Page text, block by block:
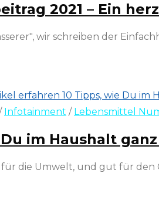
2021 – Ein
wir schreiben der
Infotainment / Lebensmittel
im Haushalt
für die Umwelt, und gut für